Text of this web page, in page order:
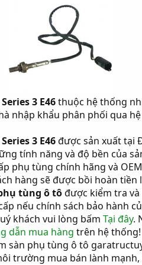
3 E46thuộc hệ thống
nhập khẩu phân phối qua
3 E46được sản xuất tại
tính năng và độ bền của
phụ tùng chính hãng và
hàng sẽ được bồi hoàn tiền
tùng ô tôđược kiểm tra
nếu chính sách bảo hành
khách vui lòng bấm Tại đây.
dẫn mua hàng trên hệ thống!
sàn phụ tùng ô tô
trường mua bán lành